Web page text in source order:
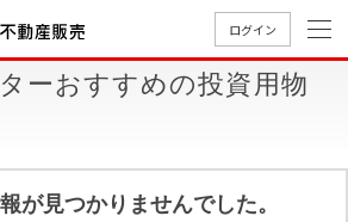
ログイン
ーおすすめの投資用物
が見つかりませんでした。